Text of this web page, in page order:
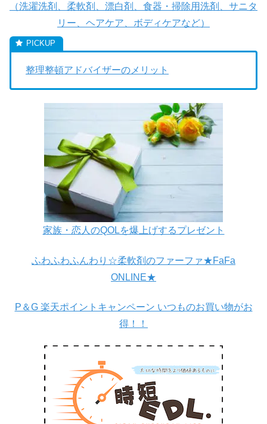
（洗濯洗剤、柔軟剤、漂白剤、食器・掃除用洗剤、サニタ
リー、ヘアケア、ボディケアなど）
整理整頓アドバイザーのメリット
家族・恋人のQOLを爆上げするプレゼント
ふわふわふんわり☆柔軟剤のファーファ★FaFa
ONLINE★
P＆G 楽天ポイントキャンペーン いつものお買い物がお
得！！